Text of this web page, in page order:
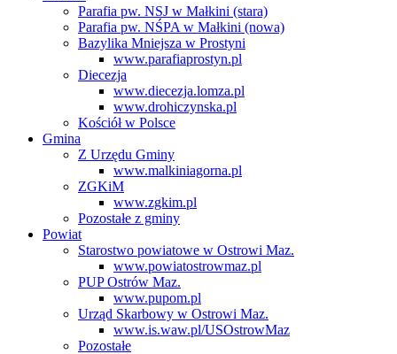
Parafia pw. NSJ w Małkini (stara)
Parafia pw. NŚPA w Małkini (nowa)
Bazylika Mniejsza w Prostyni
www.parafiaprostyn.pl
Diecezja
www.diecezja.lomza.pl
www.drohiczynska.pl
Kościół w Polsce
Gmina
Z Urzędu Gminy
www.malkiniagorna.pl
ZGKiM
www.zgkim.pl
Pozostałe z gminy
Powiat
Starostwo powiatowe w Ostrowi Maz.
www.powiatostrowmaz.pl
PUP Ostrów Maz.
www.pupom.pl
Urząd Skarbowy w Ostrowi Maz.
www.is.waw.pl/USOstrowMaz
Pozostałe